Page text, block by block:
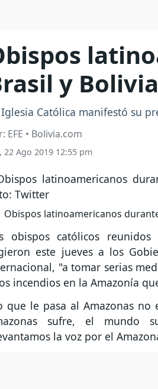
y Bolivia
Iglesia Católica manifestó su
EFE • Bolivia.com
22 Ago 2019 12:55 pm
Obispos latinoamericanos
obispos católicos reunidos
este jueves a los
"a tomar serias
incendios en la Amazonía
que le pasa al Amazonas
sufre, el mundo
la voz por el